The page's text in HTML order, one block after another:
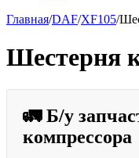
Главная/DAF/XF105/
Шестерня
🚛 Б/у
компрессора